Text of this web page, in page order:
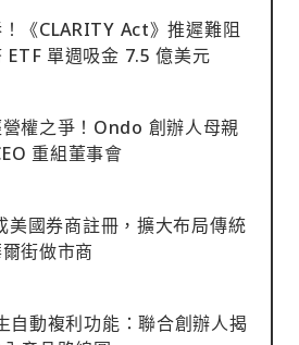
《CLARITY Act》推遲難阻
ETF 單週吸金 7.5 億美元
權之爭！Ondo 創辦人母親
重組董事會
國券商註冊，擴大布局傳統
街做市商
自動複利功能：聯合創辦人揭